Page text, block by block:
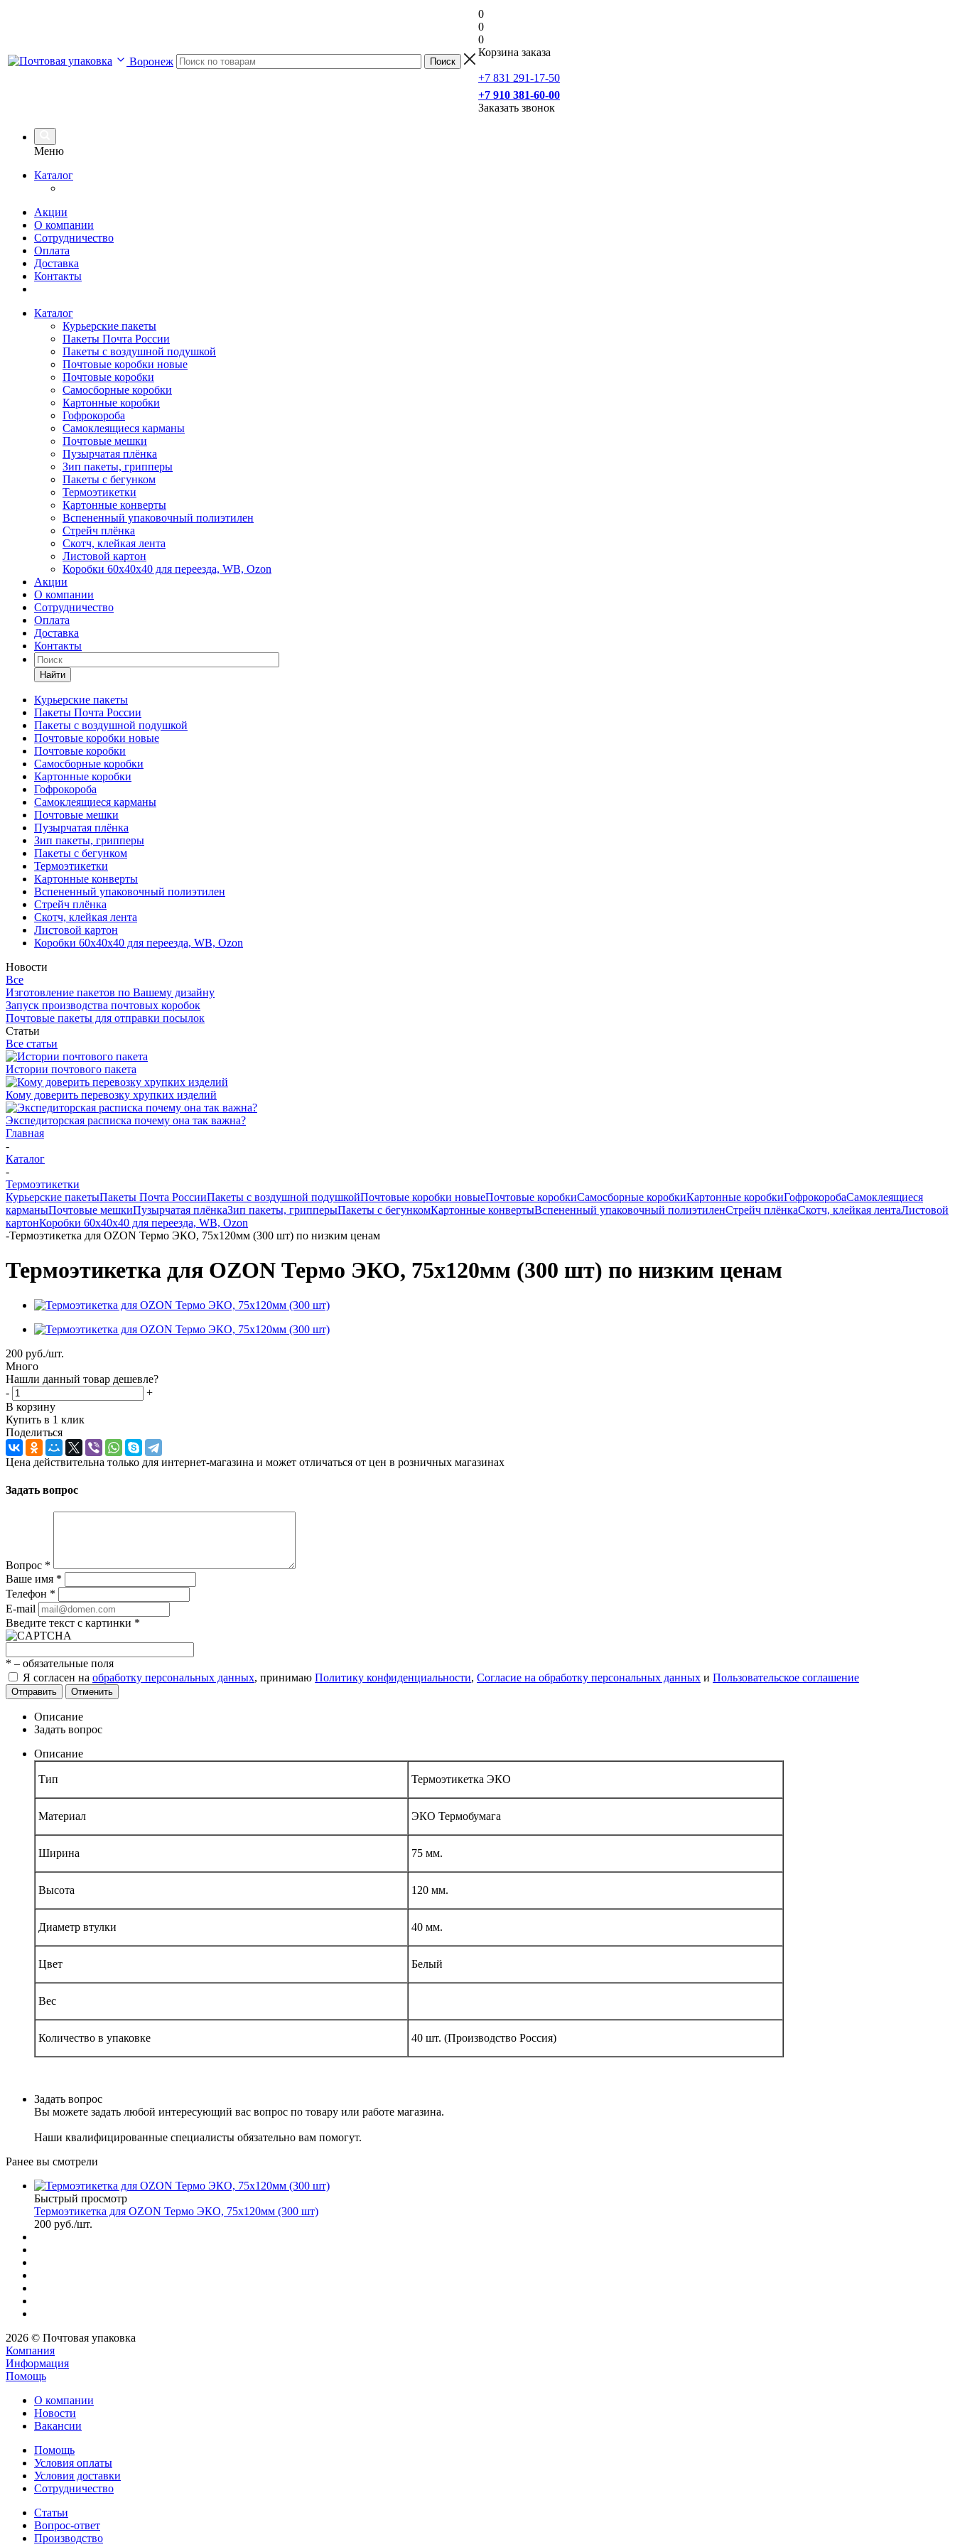
Воронеж
0
0
0
Корзина заказа
+7 831 291-17-50
+7 910 381-60-00
Заказать звонок
Меню
Каталог
Акции
О компании
Сотрудничество
Оплата
Доставка
Контакты
Каталог
Курьерские пакеты
Пакеты Почта России
Пакеты с воздушной подушкой
Почтовые коробки новые
Почтовые коробки
Самосборные коробки
Картонные коробки
Гофрокороба
Самоклеящиеся карманы
Почтовые мешки
Пузырчатая плёнка
Зип пакеты, грипперы
Пакеты с бегунком
Термоэтикетки
Картонные конверты
Вспененный упаковочный полиэтилен
Стрейч плёнка
Скотч, клейкая лента
Листовой картон
Коробки 60х40х40 для переезда, WB, Ozon
Акции
О компании
Сотрудничество
Оплата
Доставка
Контакты
Найти
Курьерские пакеты
Пакеты Почта России
Пакеты с воздушной подушкой
Почтовые коробки новые
Почтовые коробки
Самосборные коробки
Картонные коробки
Гофрокороба
Самоклеящиеся карманы
Почтовые мешки
Пузырчатая плёнка
Зип пакеты, грипперы
Пакеты с бегунком
Термоэтикетки
Картонные конверты
Вспененный упаковочный полиэтилен
Стрейч плёнка
Скотч, клейкая лента
Листовой картон
Коробки 60х40х40 для переезда, WB, Ozon
Новости
Все
Изготовление пакетов по Вашему дизайну
Запуск производства почтовых коробок
Почтовые пакеты для отправки посылок
Статьи
Все статьи
Истории почтового пакета
Кому доверить перевозку хрупких изделий
Экспедиторская расписка почему она так важна?
Главная
-
Каталог
-
Термоэтикетки
Курьерские пакетыПакеты Почта РоссииПакеты с воздушной подушкойПочтовые коробки новыеПочтовые коробкиСамосборные коробкиКартонные коробкиГофрокоробаСамоклеящиеся
карманыПочтовые мешкиПузырчатая плёнкаЗип пакеты, грипперыПакеты с бегункомКартонные конвертыВспененный упаковочный полиэтиленСтрейч плёнкаСкотч, клейкая лентаЛистовой
картонКоробки 60х40х40 для переезда, WB, Ozon
-Термоэтикетка для OZON Термо ЭКО, 75x120мм (300 шт) по низким ценам
Термоэтикетка для OZON Термо ЭКО, 75x120мм (300 шт) по низким ценам
200 руб./шт.
Много
Нашли данный товар дешевле?
-
+
В корзину
Купить в 1 клик
Поделиться
Цена действительна только для интернет-магазина и может отличаться от цен в розничных магазинах
Задать вопрос
Вопрос *
Ваше имя *
Телефон *
E-mail
Введите текст с картинки *
* – обязательные поля
Я согласен на обработку персональных данных, принимаю Политику конфиденциальности, Согласие на обработку персональных данных и Пользовательское соглашение
Отправить Отменить
Описание
Задать вопрос
Описание
Тип Термоэтикетка ЭКО
Материал ЭКО Термобумага
Ширина 75 мм.
Высота 120 мм.
Диаметр втулки 40 мм.
Цвет Белый
Вес
Количество в упаковке 40 шт. (Производство Россия)
Задать вопрос
Вы можете задать любой интересующий вас вопрос по товару или работе магазина.
Наши квалифицированные специалисты обязательно вам помогут.
Ранее вы смотрели
Быстрый просмотр
Термоэтикетка для OZON Термо ЭКО, 75x120мм (300 шт)
200 руб./шт.
2026 © Почтовая упаковка
Компания
Информация
Помощь
О компании
Новости
Вакансии
Помощь
Условия оплаты
Условия доставки
Сотрудничество
Статьи
Вопрос-ответ
Производство